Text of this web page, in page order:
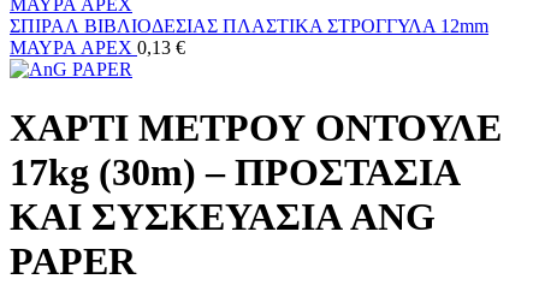
ΣΠΙΡΑΛ ΒΙΒΛΙΟΔΕΣΙΑΣ ΠΛΑΣΤΙΚΑ ΣΤΡΟΓΓΥΛΑ 12mm
ΜΑΥΡΑ APEX 0,13 €
ΧΑΡΤΙ ΜΕΤΡΟΥ ΟΝΤΟΥΛΕ
17kg (30m) – ΠΡΟΣΤΑΣΙΑ
ΚΑΙ ΣΥΣΚΕΥΑΣΙΑ ANG
PAPER